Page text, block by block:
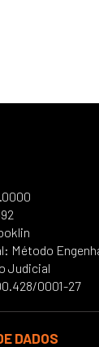
Método
Judicial
0001-27
DADOS